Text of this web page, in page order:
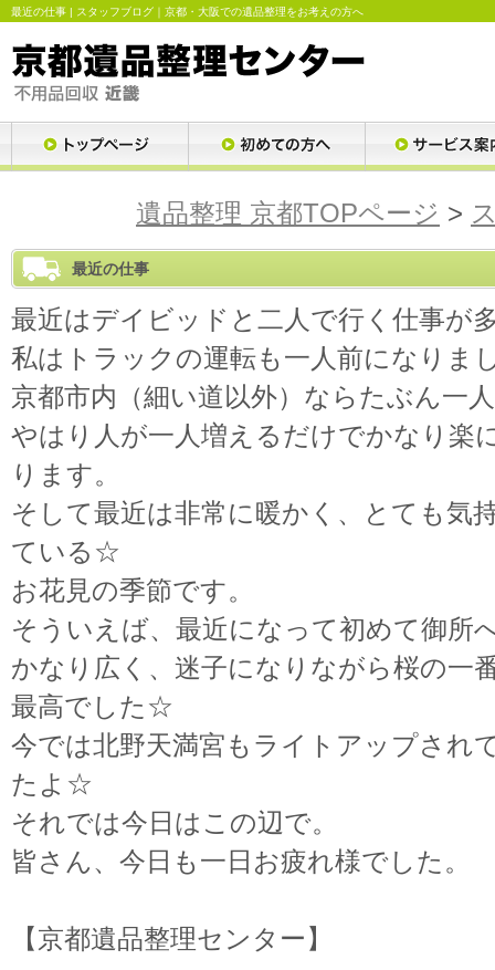
最近の仕事 | スタッフブログ｜京都・大阪での遺品整理をお考えの方へ
遺品整理 京都TOPページ >
最近の仕事
最近はデイビッドと二人で行く仕事が
私はトラックの運転も一人前になりま
京都市内（細い道以外）ならたぶん一
やはり人が一人増えるだけでかなり楽
ります。
そして最近は非常に暖かく、とても気
ている☆
お花見の季節です。
そういえば、最近になって初めて御所
かなり広く、迷子になりながら桜の一
最高でした☆
今では北野天満宮もライトアップされ
たよ☆
それでは今日はこの辺で。
皆さん、今日も一日お疲れ様でした。
【京都遺品整理センター】